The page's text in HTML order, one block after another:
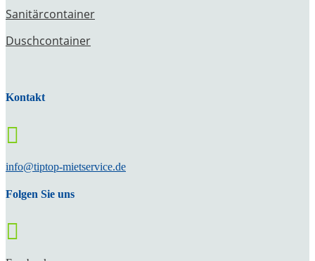
Sanitärcontainer
Duschcontainer
Kontakt

info@tiptop-mietservice.de
Folgen Sie uns
